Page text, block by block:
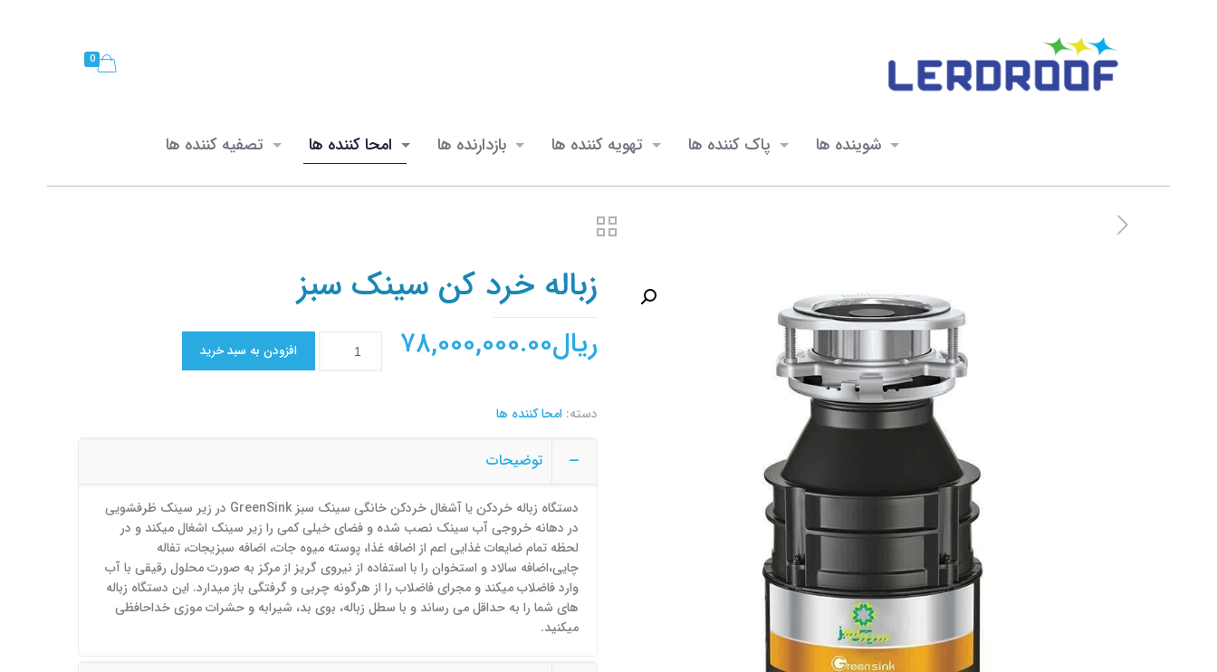
شوینده ها پاک کننده ها تهویه کننده ها بازدارنده ها امحا کننده ها تصفیه کننده ها
0
زباله خرد کن سینک سبز
ریال۷۸,۰۰۰,۰۰۰.۰۰ افزودن به سبد خرید
دسته: امحا کننده ها
توضیحات
دستگاه زباله خردکن یا آشغال خردکن خانگی سینک سبز GreenSink در زیر سینک ظرفشویی
در دهانه خروجی آب سینک نصب شده و فضای خیلی کمی را زیر سینک اشغال میکند و در
لحظه تمام ضایعات غذایی اعم از اضافه غذا، پوسته میوه جات، اضافه سبزیجات، تفاله
چایی،اضافه سالاد و استخوان را با استفاده از نیروی گریز از مرکز به صورت محلول رقیقی با آب
وارد فاضلاب میکند و مجرای فاضلاب را از هرگونه چربی و گرفتگی باز میدارد. این دستگاه زباله
های شما را به حداقل می رساند و با سطل زباله، بوی بد، شیرابه و حشرات موزی خداحافظی
میکنید.